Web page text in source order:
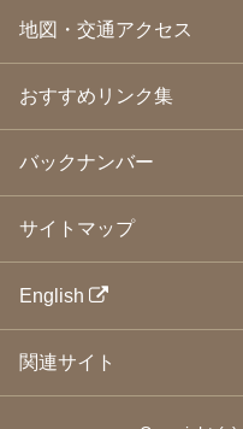
2008年10月
(31)
2008年9月(24)
2008年8月(24)
2008年5月(21)
(24)
2008年2月 (21)
2008年1月(23)
2007年12月
2007年9月
2007年8月(26)
地図・交通アクセス
おすすめリンク集
バックナンバー
サイトマップ
English
関連サイト